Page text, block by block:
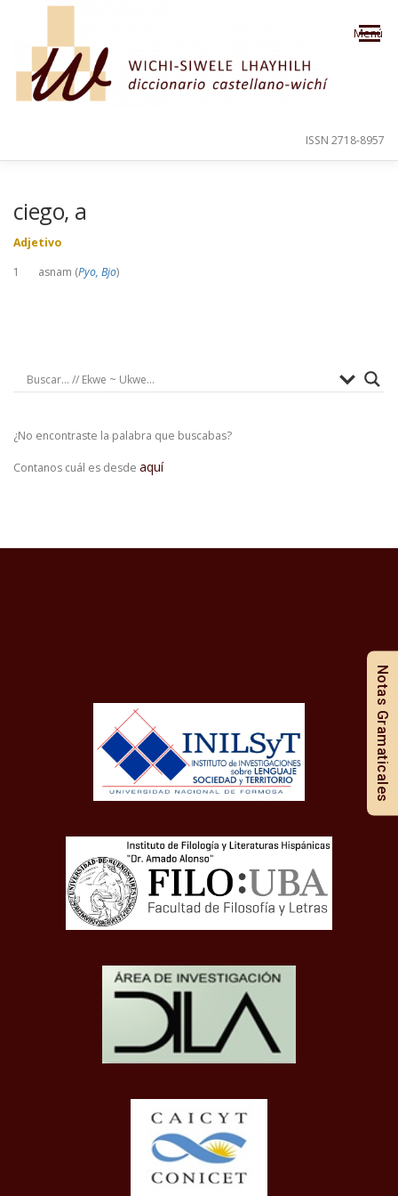
Saltar al contenido
Menú
ISSN 2718-8957
ciego, a
Adjetivo
1 asnam (Pyo, Bjo)
¿No encontraste la palabra que buscabas?
Contanos cuál es desde aquí
Notas Gramaticales